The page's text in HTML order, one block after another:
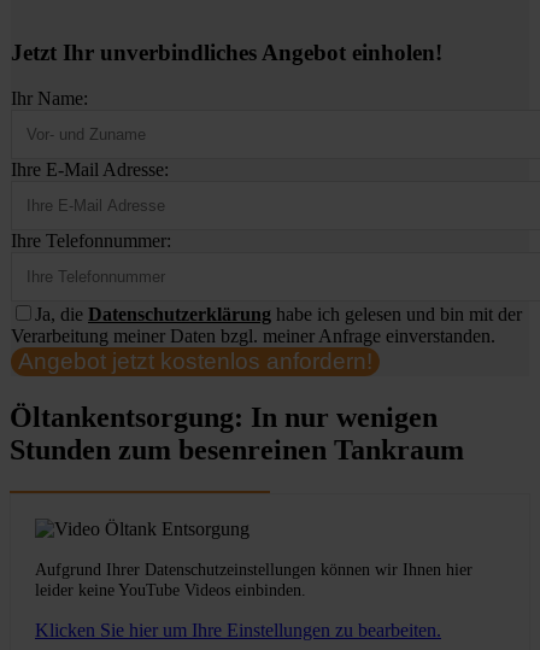
Jetzt Ihr unverbindliches Angebot einholen!
Ihr Name:
Ihre E-Mail Adresse:
Ihre Telefonnummer:
Ja, die Datenschutzerklärung habe ich gelesen und bin mit der
Verarbeitung meiner Daten bzgl. meiner Anfrage einverstanden.
Angebot jetzt kostenlos anfordern!
Öltankentsorgung: In nur wenigen
Stunden zum besenreinen Tankraum
Aufgrund Ihrer Datenschutzeinstellungen können wir Ihnen hier
leider keine YouTube Videos einbinden.
Klicken Sie hier um Ihre Einstellungen zu bearbeiten.